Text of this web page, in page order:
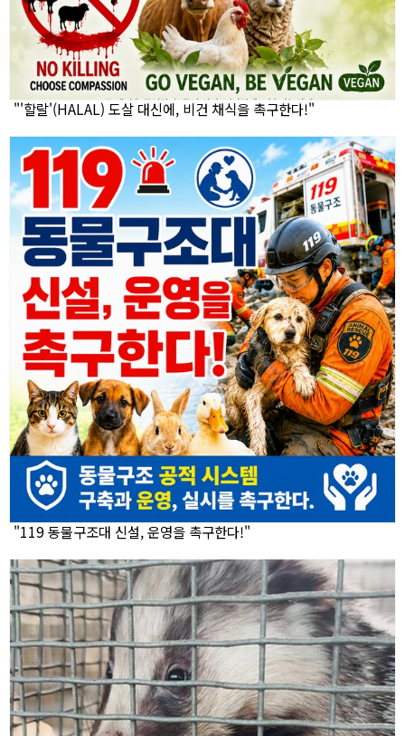
"'할랄'(HALAL) 도살 대신에, 비건 채식을 촉구한다!"
"119 동물구조대 신설, 운영을 촉구한다!"